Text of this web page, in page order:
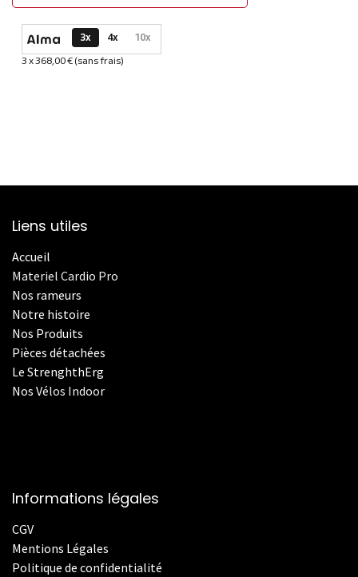
Options de paiement disponibles
3x 4x 10x
Informations sur le plan de paiement sélectionné
3 x 368,00 € (sans frais)
Liens utiles
Accueil
Materiel Cardio Pro
Nos rameurs
Notre histoire
Nos Produits
Pièces détachées
Le StrenghthErg
Nos Vélos Indoor
Informations légales
CGV
Mentions Légales
Politique de confidentialité